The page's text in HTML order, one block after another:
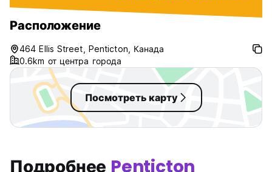
Расположение
464 Ellis Street, Penticton, Канада
0.6km от центра города
Посмотреть карту
Подробнее Penticton